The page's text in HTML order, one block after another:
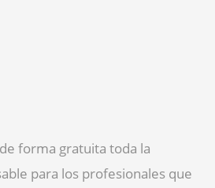
forma gratuita toda la
para los profesionales que